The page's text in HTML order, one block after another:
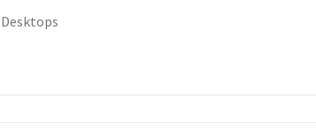
Desktops